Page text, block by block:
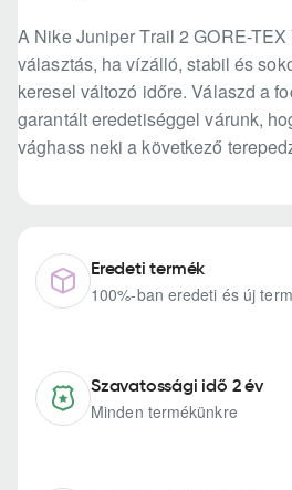
A Nike Juniper Trail 2 GORE-
választás, ha vízálló, stabil és
keresel változó időre. Válaszd a
garantált eredetiséggel várunk,
vághass neki a következő
Eredeti termék
100%-ban eredeti és új
Szavatossági idő 2 év
Minden termékünkre